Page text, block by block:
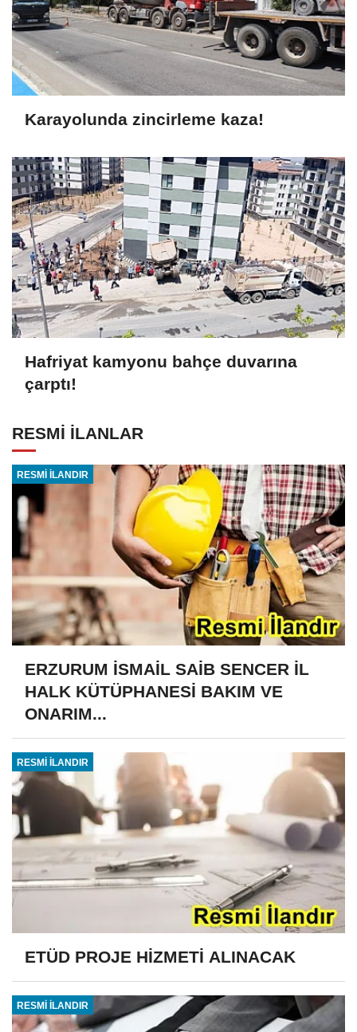
Karayolunda zincirleme kaza!
Hafriyat kamyonu bahçe duvarına
çarptı!
RESMİ İLANLAR
RESMİ İLANDIR
ERZURUM İSMAİL SAİB SENCER İL
HALK KÜTÜPHANESİ BAKIM VE
ONARIM...
RESMİ İLANDIR
ETÜD PROJE HİZMETİ ALINACAK
RESMİ İLANDIR